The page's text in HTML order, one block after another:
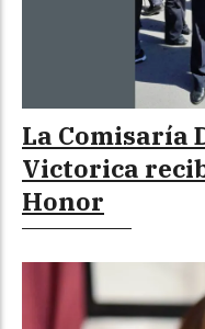
La Comisaría
Victorica
Honor